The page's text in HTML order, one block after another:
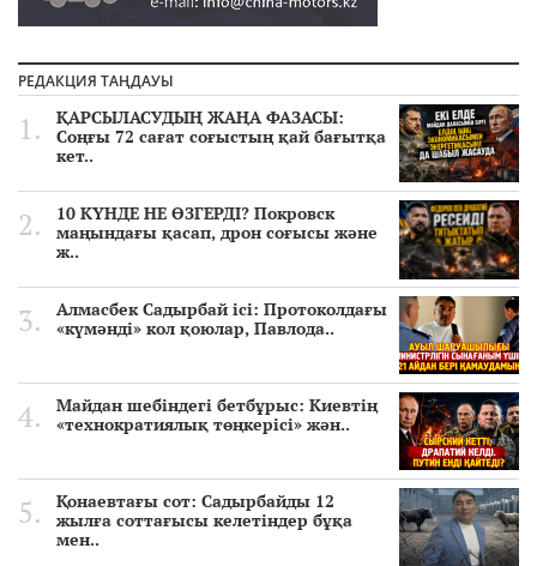
РЕДАКЦИЯ ТАҢДАУЫ
ҚАРСЫЛАСУДЫҢ ЖАҢА ФАЗАСЫ:
Соңғы 72 сағат соғыстың қай бағытқа
кет..
10 КҮНДЕ НЕ ӨЗГЕРДІ? Покровск
маңындағы қасап, дрон соғысы және
ж..
Алмасбек Садырбай ісі: Протоколдағы
«күмәнді» кол қоюлар, Павлода..
Майдан шебіндегі бетбұрыс: Киевтің
«технократиялық төңкерісі» жән..
Қонаевтағы сот: Садырбайды 12
жылға соттағысы келетіндер бұқа
мен..